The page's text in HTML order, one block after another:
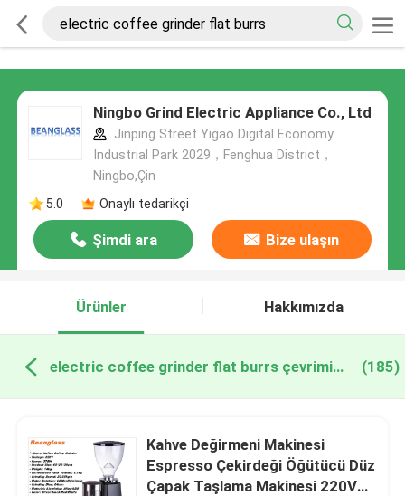
Ningbo Grind Electric Appliance Co., Ltd
Jinping Street Yigao Digital Economy
Industrial Park 2029，Fenghua District，
Ningbo,Çin
5.0
Onaylı tedarikçi
Şimdi ara Bize ulaşın
Ürünler Hakkımızda
electric coffee grinder flat burrs çevrimiçi üretim (185)
Kahve Değirmeni Makinesi
Espresso Çekirdeği Öğütücü Düz
Çapak Taşlama Makinesi 220V